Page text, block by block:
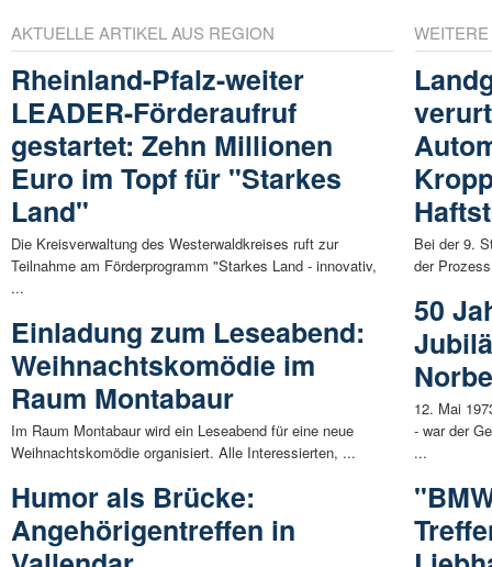
AKTUELLE ARTIKEL AUS REGION
Rheinland-Pfalz-weiter
LEADER-Förderaufruf
gestartet: Zehn Millionen
Euro im Topf für "Starkes
Land"
Die Kreisverwaltung des Westerwaldkreises ruft zur
Teilnahme am Förderprogramm "Starkes Land - innovativ,
...
Einladung zum Leseabend:
Weihnachtskomödie im
Raum Montabaur
Im Raum Montabaur wird ein Leseabend für eine neue
Weihnachtskomödie organisiert. Alle Interessierten, ...
Humor als Brücke:
Angehörigentreffen in
Bei der 9.
der
50
12. Mai
- war der
...